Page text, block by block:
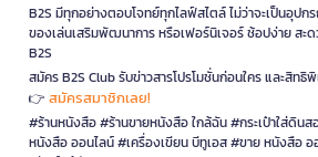
B2S มีทุกอย่างตอบโจทย์ทุกไลฟ์สไตล์ ไม่ว่าจะเป็นอุปก
ของเล่นเสริมพัฒนาการ หรือเฟอร์นิเจอร์ ช้อปง่าย สะ
B2S
สมัคร B2S Club รับข่าวสารโปรโมชั่นก่อนใคร และสิทธิ
👉 สมัครสมาชิกเลย!
#ร้านหนังสือ #ร้านขายหนังสือ ใกล้ฉัน #กระเป๋าใส่ดิน
หนังสือ ออนไลน์ #เครื่องเขียน บีทูเอส #ขาย หนังสือ อ